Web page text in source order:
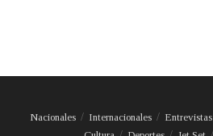
Nacionales Internacionales Entrevistas